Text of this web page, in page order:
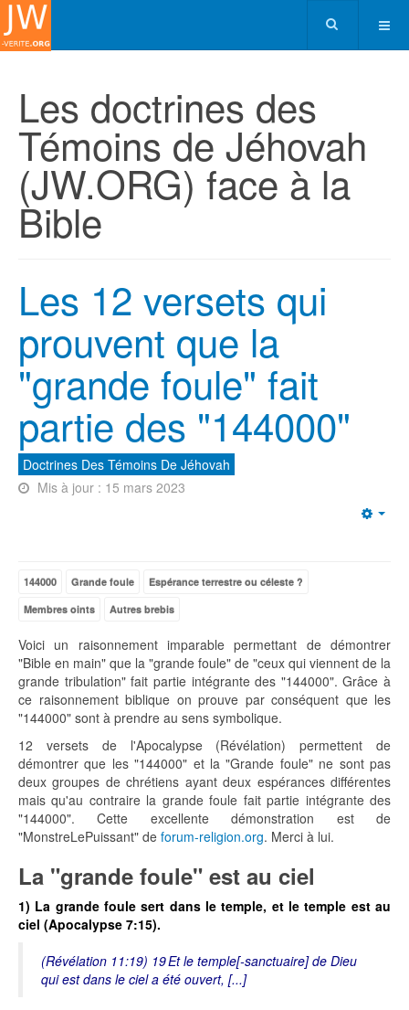
Les doctrines des
Témoins de Jéhovah
(JW.ORG) face à la
Bible
Les 12 versets qui
prouvent que la
"grande foule" fait
partie des "144000"
Doctrines Des Témoins De Jéhovah
Mis à jour : 15 mars 2023
144000 Grande foule
Espérance terrestre ou céleste ?
Membres oints
Autres brebis
Voici un raisonnement imparable permettant de démontrer
"Bible en main" que la "grande foule" de "ceux qui viennent de la
grande tribulation" fait partie intégrante des "144000". Grâce à
ce raisonnement biblique on prouve par conséquent que les
"144000" sont à prendre au sens symbolique.
12 versets de l'Apocalypse (Révélation) permettent de
démontrer que les "144000" et la "Grande foule" ne sont pas
deux groupes de chrétiens ayant deux espérances différentes
mais qu'au contraire la grande foule fait partie intégrante des
"144000". Cette excellente démonstration est de
"MonstreLePuissant" de forum-religion.org. Merci à lui.
La "grande foule" est au ciel
1) La grande foule sert dans le temple, et le temple est au
ciel (Apocalypse 7:15).
(Révélation 11:19) 19 Et le temple[-sanctuaire] de Dieu
qui est dans le ciel a été ouvert, [...]